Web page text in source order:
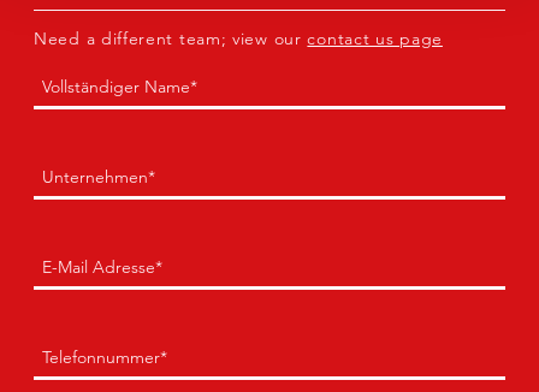
Need a different team; view ourcontact us page
Name (Erforderlich)
Unternehmen (Erforderlich)
E-
Mail(Erforderlich)
Telefon (Erforderlich)